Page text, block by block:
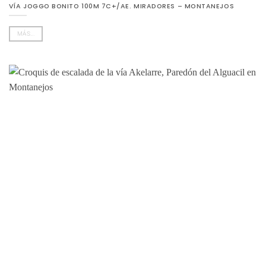
VÍA JOGGO BONITO 100M 7C+/AE. MIRADORES – MONTANEJOS
MÁS...